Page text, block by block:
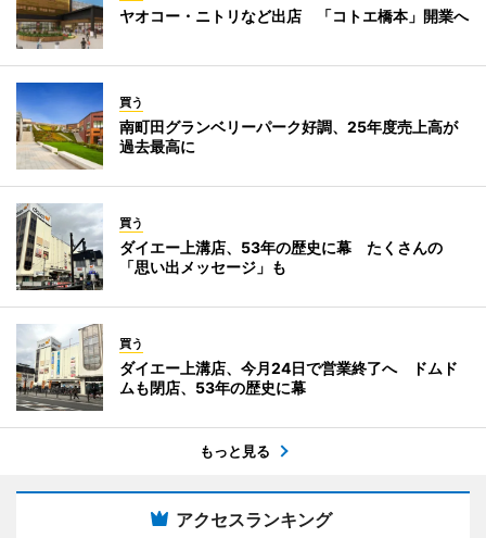
ヤオコー・ニトリなど出店 「コトエ橋本」開業へ
買う
南町田グランベリーパーク好調、25年度売上高が
過去最高に
買う
ダイエー上溝店、53年の歴史に幕 たくさんの
「思い出メッセージ」も
買う
ダイエー上溝店、今月24日で営業終了へ ドムド
ムも閉店、53年の歴史に幕
もっと見る
アクセスランキング